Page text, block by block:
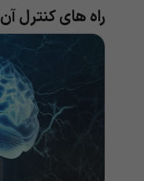
راه های کنترل آن